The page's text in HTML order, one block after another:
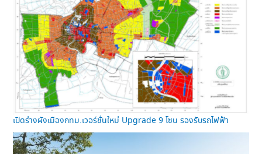
เปิดร่างผังเมืองกทม.เวอร์ชั่นใหม่ Upgrade 9 โซน รองรับรถไฟฟ้า